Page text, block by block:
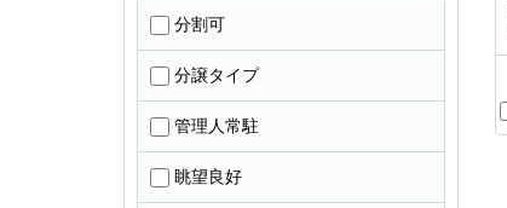
分割可
分譲タイプ
管理人常駐
眺望良好